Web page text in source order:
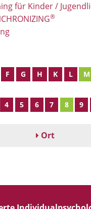
für Kinder /
®
F G H K L M
4 5 6 7 8 9
Ort